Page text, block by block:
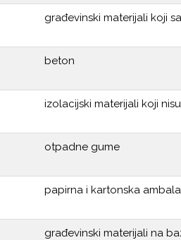
građevinski materijali koji
beton
izolacijski materijali koji
otpadne gume
papirna i kartonska
građevinski materijali na